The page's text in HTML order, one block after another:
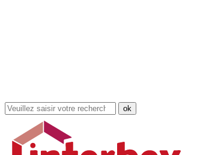
Rechercher
dans
site